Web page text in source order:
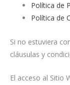
Política de
Política de
Si no estuviera
cláusulas y
El acceso al Sitio